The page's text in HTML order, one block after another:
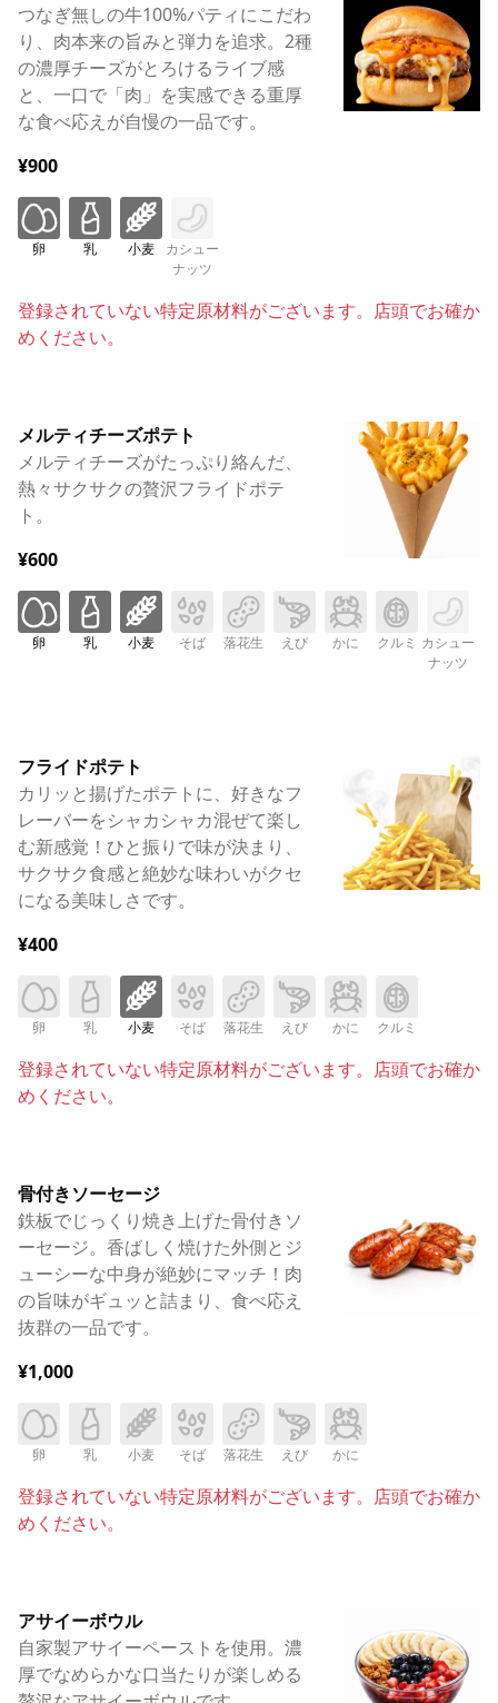
つなぎ無しの牛100%パティにこだわ
り、肉本来の旨みと弾力を追求。2種
の濃厚チーズがとろけるライブ感
と、一口で「肉」を実感できる重厚
な食べ応えが自慢の一品です。
¥900
卵 乳 小麦
カシュー
ナッツ
登録されていない特定原材料がございます。店頭でお確か
めください。
メルティチーズポテト
メルティチーズがたっぷり絡んだ、
熱々サクサクの贅沢フライドポテ
ト。
¥600
卵 乳 小麦 そば 落花生 えび かに クルミ カシュー
ナッツ
フライドポテト
カリッと揚げたポテトに、好きなフ
レーバーをシャカシャカ混ぜて楽し
む新感覚！ひと振りで味が決まり、
サクサク食感と絶妙な味わいがクセ
になる美味しさです。
¥400
卵 乳 小麦 そば 落花生 えび かに クルミ
登録されていない特定原材料がございます。店頭でお確か
めください。
骨付きソーセージ
鉄板でじっくり焼き上げた骨付きソ
ーセージ。香ばしく焼けた外側とジ
ューシーな中身が絶妙にマッチ！肉
の旨味がギュッと詰まり、食べ応え
抜群の一品です。
¥1,000
卵 乳 小麦 そば 落花生 えび かに
登録されていない特定原材料がございます。店頭でお確か
めください。
アサイーボウル
自家製アサイーペーストを使用。濃
厚でなめらかな口当たりが楽しめる